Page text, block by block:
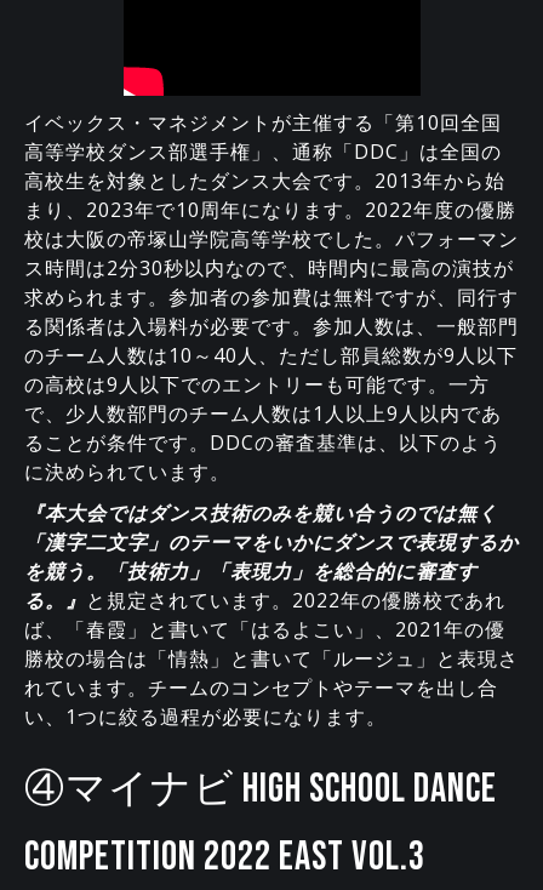
イベックス・マネジメントが主催する「第10回全国
高等学校ダンス部選手権」、通称「DDC」は全国の
高校生を対象としたダンス大会です。2013年から始
まり、2023年で10周年になります。2022年度の優勝
校は大阪の帝塚山学院高等学校でした。パフォーマン
ス時間は2分30秒以内なので、時間内に最高の演技が
求められます。参加者の参加費は無料ですが、同行す
る関係者は入場料が必要です。参加人数は、一般部門
のチーム人数は10～40人、ただし部員総数が9人以下
の高校は9人以下でのエントリーも可能です。一方
で、少人数部門のチーム人数は1人以上9人以内であ
ることが条件です。DDCの審査基準は、以下のよう
に決められています。
『本大会ではダンス技術のみを競い合うのでは無く
「漢字二文字」のテーマをいかにダンスで表現するか
を競う。「技術力」「表現力」を総合的に審査す
る。』 と規定されています。2022年の優勝校であれ
ば、「春霞」と書いて「はるよこい」、2021年の優
勝校の場合は「情熱」と書いて「ルージュ」と表現さ
れています。チームのコンセプトやテーマを出し合
い、1つに絞る過程が必要になります。
④マイナビ HIGH SCHOOL DANCE
COMPETITION 2022 EAST VOL.3